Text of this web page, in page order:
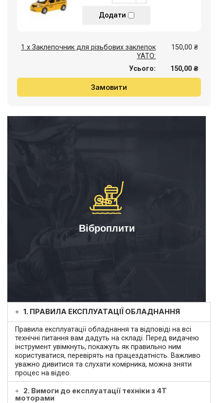
Додати
1 x Заклепочник для різьбових заклепок
YATO:
150,00 ₴
Усього: 150,00 ₴
Замовити
Віброплити
1. ПРАВИЛА ЕКСПЛУАТАЦІЇ ОБЛАДНАННЯ
Правила експлуатації обладнання та відповіді на всі
технічні питання вам дадуть на складі. Перед видачею
інструмент увімкнуть, покажуть як правильно ним
користуватися, перевірять на працездатність. Важливо
уважно дивитися та слухати комірника, можна зняти
процес на відео.
2. Вимоги до експлуатації техніки з 4Т
моторами